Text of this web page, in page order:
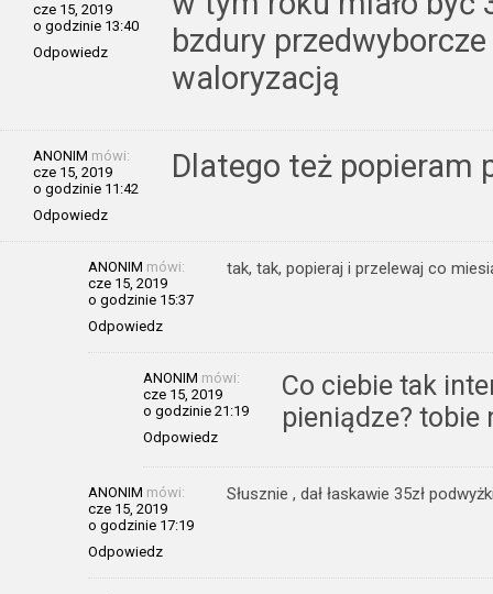
cze 15, 2019
o godzinie 13:40
Odpowiedz
bzdury
waloryzacją
ANONIM mówi:
cze 15, 2019
o godzinie 11:42
Odpowiedz
Dlatego też popieram
ANONIM mówi:
cze 15, 2019
o godzinie 15:37
Odpowiedz
tak, tak, popieraj i przelewaj co
ANONIM mówi:
cze 15, 2019
o godzinie 21:19
Odpowiedz
Co ciebie tak
pieniądze? tobie
ANONIM mówi:
cze 15, 2019
o godzinie 17:19
Odpowiedz
Słusznie , dał łaskawie 35zł